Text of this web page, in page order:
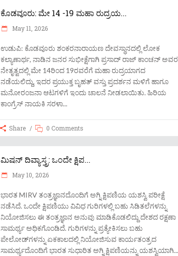
ಕೊಡವೂರು: ಮೇ 14 -19 ಮಹಾ ರುದ್ರಯ...
May 11, 2026
ಉಡುಪಿ: ಕೊಡವೂರು ಶಂಕರನಾರಾಯಣ ದೇವಸ್ಥಾನದಲ್ಲಿ ಲೋಕ
ಕಲ್ಯಾಣಾರ್ಥ, ನಾಡಿನ ಜನರ ಸುಭೀಕ್ಷೆಗಾಗಿ ಪ್ರಸಾದ್ ರಾಜ್ ಕಾಂಚನ್ ಅವರ
ನೇತೃತ್ವದಲ್ಲಿ ಮೇ 14ರಿಂದ 19ರವರೆಗೆ ಮಹಾ ರುದ್ರಯಾಗದ
ನಡೆಯಲಿದ್ದು, ಇದರ ಪ್ರಯುಕ್ತ ಬೃಹತ್ ವಸ್ತು ಪ್ರದರ್ಶನ ಮಳಿಗೆ ಹಾಗೂ
ಮನೋರಂಜನಾ ಆಟಗಳಿಗೆ ಇಂದು‌ ಚಾಲನೆ ನೀಡಲಾಯಿತು. ಹಿರಿಯ
ಕಾಂಗ್ರೆಸ್ ನಾಯಕಿ ಸರಳಾ
Share 0 Comments
ಮಿಷನ್ ದಿವ್ಯಾಸ್ತ್ರ: ಒಂದೇ ಕ್ಷಿಪ...
May 10, 2026
ಭಾರತ MIRV ತಂತ್ರಜ್ಞಾನದೊಂದಿಗೆ ಅಗ್ನಿ ಕ್ಷಿಪಣಿಯ ಯಶಸ್ವಿ ಪರೀಕ್ಷೆ
ನಡೆಸಿದೆ. ಒಂದೇ ಕ್ಷಿಪಣಿಯು ವಿವಿಧ ಗುರಿಗಳಲ್ಲಿ ಬಹು ಸಿಡಿತಲೆಗಳನ್ನು
ನಿಯೋಜಿಸಲು ಈ ತಂತ್ರಜ್ಞಾನ ಅನುವು ಮಾಡಿಕೊಡಲಿದ್ದು ದೇಶದ ರಕ್ಷಣಾ
ಸಾಮರ್ಥ್ಯ ಅಧಿಕಗೊಂಡಿದೆ. ಗುರಿಗಳನ್ನು ಪ್ರತ್ಯೇಕಿಸಲು ಬಹು
ಪೇಲೋಡ್‌ಗಳನ್ನು ಏಕಕಾಲದಲ್ಲಿ ನಿಯೋಜಿಸುವ ಕಾರ್ಯತಂತ್ರದ
ಸಾಮರ್ಥ್ಯದೊಂದಿಗೆ ಭಾರತ ಸುಧಾರಿತ ಅಗ್ನಿ ಕ್ಷಿಪಣಿಯನ್ನು ಯಶಸ್ವಿಯಾಗಿ